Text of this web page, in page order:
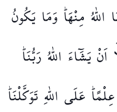
اللّٰهُ مِنْهَاۜ وَمَا يَكُونُ
اَنْيَشَٓاءَ اللّٰهُ رَبُّنَاۜ
عِلْمًاۜ عَلَى اللّٰهِتَوَكَّلْنَاۜ